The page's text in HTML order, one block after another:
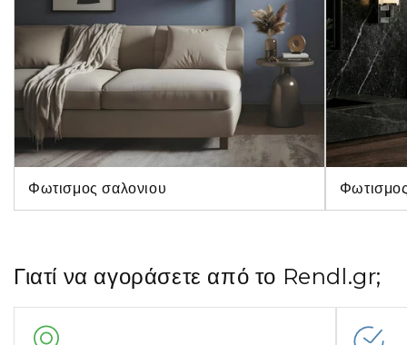
Φωτισμος σαλονιου
Γιατί να αγοράσετε από το Rendl.gr;